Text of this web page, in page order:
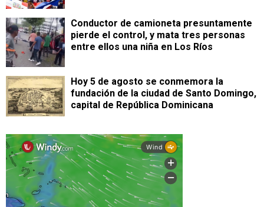
Conductor de camioneta presuntamente
pierde el control, y mata tres personas
entre ellos una niña en Los Ríos
Hoy 5 de agosto se conmemora la
fundación de la ciudad de Santo Domingo,
capital de República Dominicana